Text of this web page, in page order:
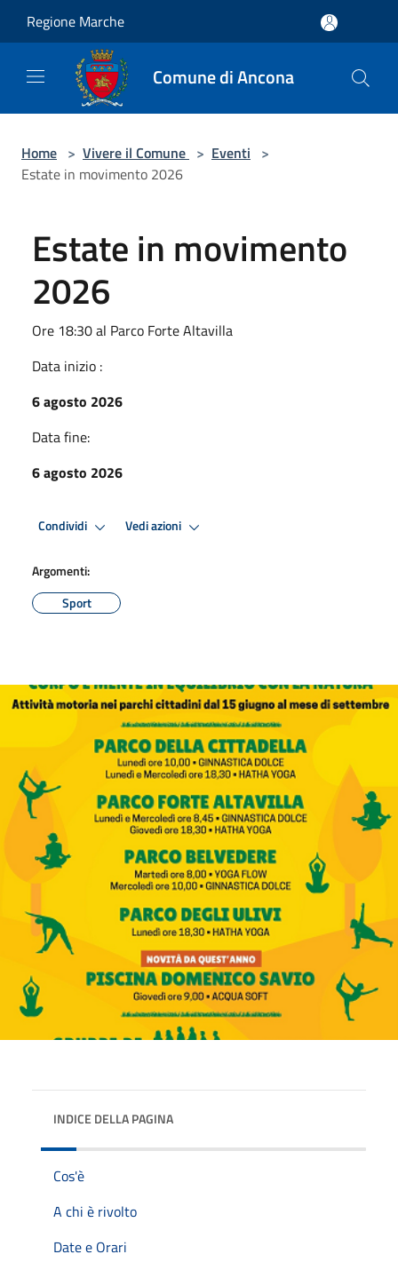
Regione Marche
Comune di Ancona
Home > Vivere il Comune > Eventi >
Estate in movimento 2026
Estate in movimento
2026
Ore 18:30 al Parco Forte Altavilla
Data inizio :
6 agosto 2026
Data fine:
6 agosto 2026
Condividi Vedi azioni
Argomenti:
Sport
INDICE DELLA PAGINA
Cos'è
A chi è rivolto
Date e Orari